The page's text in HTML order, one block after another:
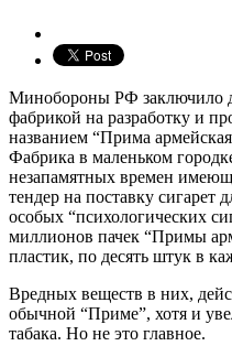
Минобороны РФ заключило
фабрикой на разработку и
названием “Прима
Фабрика в маленьком
незапамятных времен
тендер на поставку сигарет
особых “психологических
миллионов пачек “Примы
пластик, по десять штук в
Вредных веществ в них,
обычной “Приме”, хотя и
табака. Но не это главное.